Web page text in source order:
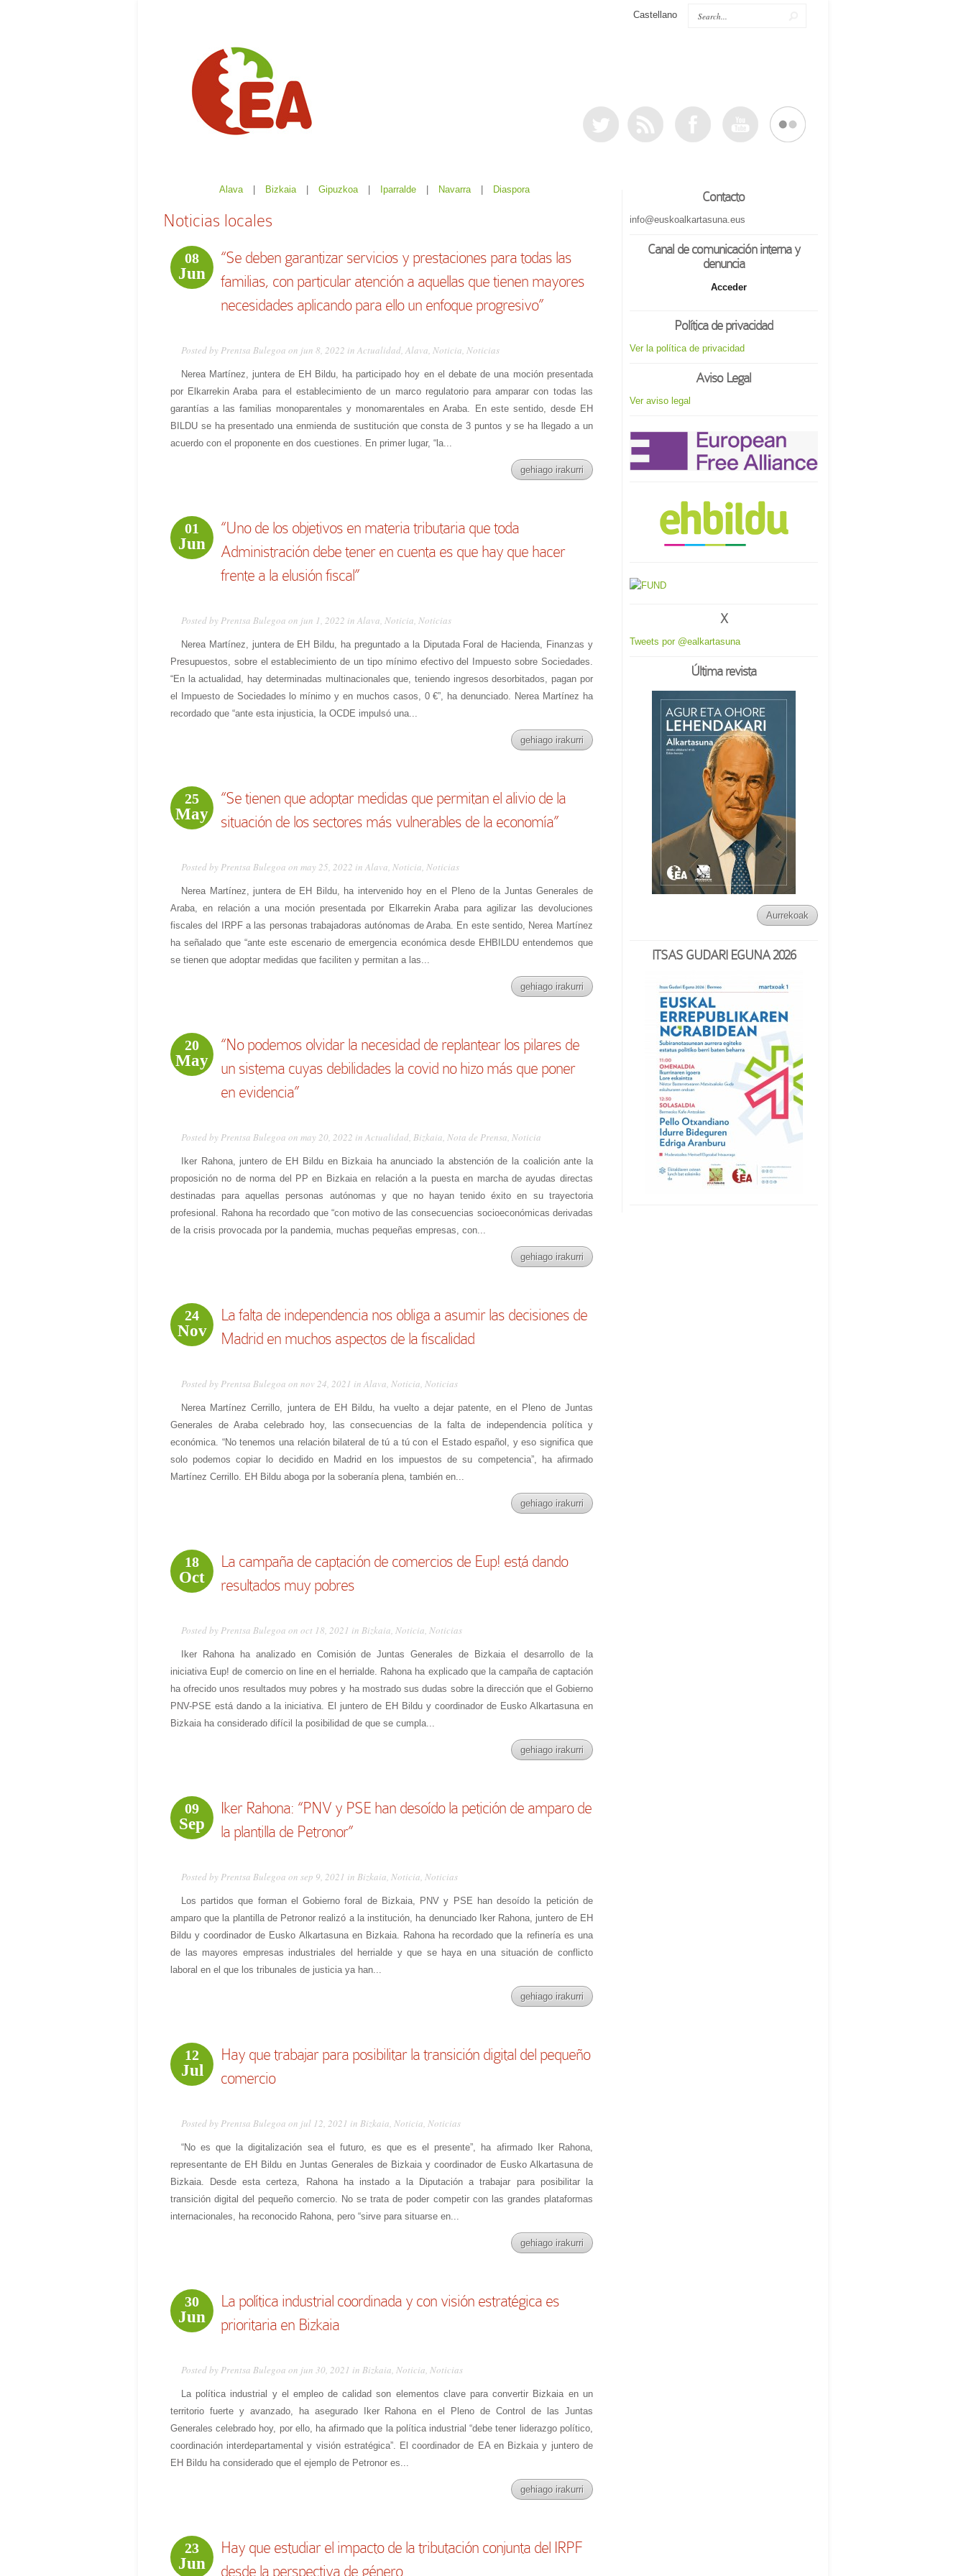
Castellano
Alava Bizkaia Gipuzkoa Iparralde Navarra Diaspora
Noticias locales
08
Jun
“Se deben garantizar servicios y prestaciones para todas las
familias, con particular atención a aquellas que tienen mayores
necesidades aplicando para ello un enfoque progresivo”
Posted by Prentsa Bulegoa on jun 8, 2022 in Actualidad, Alava, Noticia, Noticias
Nerea Martínez, juntera de EH Bildu, ha participado hoy en el debate de una moción presentada
por Elkarrekin Araba para el establecimiento de un marco regulatorio para amparar con todas las
garantías a las familias monoparentales y monomarentales en Araba. En este sentido, desde EH
BILDU se ha presentado una enmienda de sustitución que consta de 3 puntos y se ha llegado a un
acuerdo con el proponente en dos cuestiones. En primer lugar, “la...
gehiago irakurri
01
Jun
“Uno de los objetivos en materia tributaria que toda
Administración debe tener en cuenta es que hay que hacer
frente a la elusión fiscal”
Posted by Prentsa Bulegoa on jun 1, 2022 in Alava, Noticia, Noticias
Nerea Martínez, juntera de EH Bildu, ha preguntado a la Diputada Foral de Hacienda, Finanzas y
Presupuestos, sobre el establecimiento de un tipo mínimo efectivo del Impuesto sobre Sociedades.
“En la actualidad, hay determinadas multinacionales que, teniendo ingresos desorbitados, pagan por
el Impuesto de Sociedades lo mínimo y en muchos casos, 0 €”, ha denunciado. Nerea Martínez ha
recordado que “ante esta injusticia, la OCDE impulsó una...
gehiago irakurri
25
May
“Se tienen que adoptar medidas que permitan el alivio de la
situación de los sectores más vulnerables de la economía”
Posted by Prentsa Bulegoa on may 25, 2022 in Alava, Noticia, Noticias
Nerea Martínez, juntera de EH Bildu, ha intervenido hoy en el Pleno de la Juntas Generales de
Araba, en relación a una moción presentada por Elkarrekin Araba para agilizar las devoluciones
fiscales del IRPF a las personas trabajadoras autónomas de Araba. En este sentido, Nerea Martínez
ha señalado que “ante este escenario de emergencia económica desde EHBILDU entendemos que
se tienen que adoptar medidas que faciliten y permitan a las...
gehiago irakurri
20
May
“No podemos olvidar la necesidad de replantear los pilares de
un sistema cuyas debilidades la covid no hizo más que poner
en evidencia”
Posted by Prentsa Bulegoa on may 20, 2022 in Actualidad, Bizkaia, Nota de Prensa, Noticia
Iker Rahona, juntero de EH Bildu en Bizkaia ha anunciado la abstención de la coalición ante la
proposición no de norma del PP en Bizkaia en relación a la puesta en marcha de ayudas directas
destinadas para aquellas personas autónomas y que no hayan tenido éxito en su trayectoria
profesional. Rahona ha recordado que “con motivo de las consecuencias socioeconómicas derivadas
de la crisis provocada por la pandemia, muchas pequeñas empresas, con...
gehiago irakurri
24
Nov
La falta de independencia nos obliga a asumir las decisiones de
Madrid en muchos aspectos de la fiscalidad
Posted by Prentsa Bulegoa on nov 24, 2021 in Alava, Noticia, Noticias
Nerea Martínez Cerrillo, juntera de EH Bildu, ha vuelto a dejar patente, en el Pleno de Juntas
Generales de Araba celebrado hoy, las consecuencias de la falta de independencia política y
económica. “No tenemos una relación bilateral de tú a tú con el Estado español, y eso significa que
solo podemos copiar lo decidido en Madrid en los impuestos de su competencia”, ha afirmado
Martínez Cerrillo. EH Bildu aboga por la soberanía plena, también en...
gehiago irakurri
18
Oct
La campaña de captación de comercios de Eup! está dando
resultados muy pobres
Posted by Prentsa Bulegoa on oct 18, 2021 in Bizkaia, Noticia, Noticias
Iker Rahona ha analizado en Comisión de Juntas Generales de Bizkaia el desarrollo de la
iniciativa Eup! de comercio on line en el herrialde. Rahona ha explicado que la campaña de captación
ha ofrecido unos resultados muy pobres y ha mostrado sus dudas sobre la dirección que el Gobierno
PNV-PSE está dando a la iniciativa. El juntero de EH Bildu y coordinador de Eusko Alkartasuna en
Bizkaia ha considerado difícil la posibilidad de que se cumpla...
gehiago irakurri
09
Sep
Iker Rahona: “PNV y PSE han desoído la petición de amparo de
la plantilla de Petronor”
Posted by Prentsa Bulegoa on sep 9, 2021 in Bizkaia, Noticia, Noticias
Los partidos que forman el Gobierno foral de Bizkaia, PNV y PSE han desoído la petición de
amparo que la plantilla de Petronor realizó a la institución, ha denunciado Iker Rahona, juntero de EH
Bildu y coordinador de Eusko Alkartasuna en Bizkaia. Rahona ha recordado que la refinería es una
de las mayores empresas industriales del herrialde y que se haya en una situación de conflicto
laboral en el que los tribunales de justicia ya han...
gehiago irakurri
12
Jul
Hay que trabajar para posibilitar la transición digital del pequeño
comercio
Posted by Prentsa Bulegoa on jul 12, 2021 in Bizkaia, Noticia, Noticias
“No es que la digitalización sea el futuro, es que es el presente”, ha afirmado Iker Rahona,
representante de EH Bildu en Juntas Generales de Bizkaia y coordinador de Eusko Alkartasuna de
Bizkaia. Desde esta certeza, Rahona ha instado a la Diputación a trabajar para posibilitar la
transición digital del pequeño comercio. No se trata de poder competir con las grandes plataformas
internacionales, ha reconocido Rahona, pero “sirve para situarse en...
gehiago irakurri
30
Jun
La política industrial coordinada y con visión estratégica es
prioritaria en Bizkaia
Posted by Prentsa Bulegoa on jun 30, 2021 in Bizkaia, Noticia, Noticias
La política industrial y el empleo de calidad son elementos clave para convertir Bizkaia en un
territorio fuerte y avanzado, ha asegurado Iker Rahona en el Pleno de Control de las Juntas
Generales celebrado hoy, por ello, ha afirmado que la política industrial “debe tener liderazgo político,
coordinación interdepartamental y visión estratégica”. El coordinador de EA en Bizkaia y juntero de
EH Bildu ha considerado que el ejemplo de Petronor es...
gehiago irakurri
23
Jun
Hay que estudiar el impacto de la tributación conjunta del IRPF
desde la perspectiva de género
Contacto
info@euskoalkartasuna.eus
Canal de comunicación interna y
denuncia
Acceder
Política de privacidad
Ver la política de privacidad
Aviso Legal
Ver aviso legal
X
Tweets por @ealkartasuna
Última revista
Aurrekoak
ITSAS GUDARI EGUNA 2026